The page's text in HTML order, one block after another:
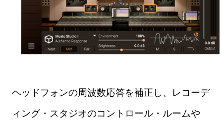
ヘッドフォンの周波数応答を補正し、レコーデ
ィング・スタジオのコントロール・ルームや